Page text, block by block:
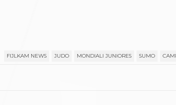
FIJLKAM NEWS JUDO MONDIALI JUNIORES SUMO